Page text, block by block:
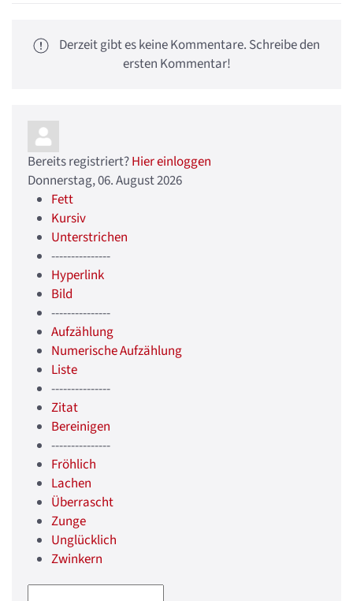
Derzeit gibt es keine Kommentare. Schreibe den
ersten Kommentar!
Bereits registriert?Hier einloggen
Donnerstag, 06. August 2026
Fett
Kursiv
Unterstrichen
---------------
Hyperlink
Bild
---------------
Aufzählung
Numerische Aufzählung
Liste
---------------
Zitat
Bereinigen
---------------
Fröhlich
Lachen
Überrascht
Zunge
Unglücklich
Zwinkern